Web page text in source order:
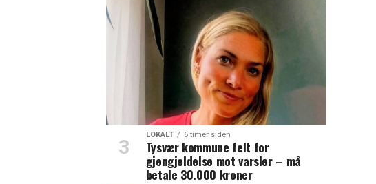
LOKALT 6 timer siden
Tysvær kommune felt for
gjengjeldelse mot varsler – må
betale 30.000 kroner